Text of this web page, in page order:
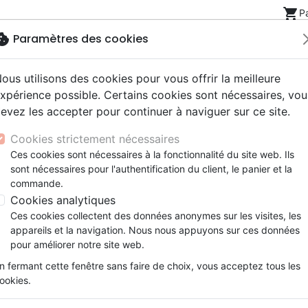
shopping_cart
NouveautésBibles
Segond 21
Segond
NEG
Livres
Famille, couple
Souffrance, Relation d'aide
Santé
eBooks
Couple
Méditations
Souffrance, Relation d'aide
Psychologie
Jeunesse
ans
Bibles jeunesse
Latino, Folk
Soul
Instrumental
Louange, Adoration
Hardrock, Métal
conférences
Documentaires, reportages
Accessoires de Bible
Papeterie
et moi - Et Dieu dans tout ça? - EBOOK
Mes émotions et moi
Auteur :Elizabeth Laing Thompson
RéférenceOUR2048-EPUB EAN
Description
Paramètres des cookies
utilisons des cookies pour vous offrir la meilleure
possible. Certains cookies sont nécessaires,
les accepter pour continuer à naviguer sur ce site.
Cookies strictement nécessaires
Ces cookies sont nécessaires à la fonctionnalité du site web. Ils
sont nécessaires pour l'authentification du client, le panier et la
commande.
Cookies analytiques
Ces cookies collectent des données anonymes sur les visites, les
appareils et la navigation. Nous nous appuyons sur ces données
pour améliorer notre site web.
fermant cette fenêtre sans faire de choix, vous acceptez tous les